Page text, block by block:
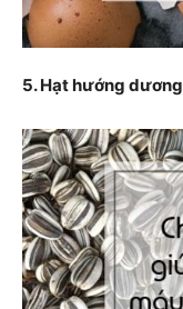
5. Hạt hướng dương